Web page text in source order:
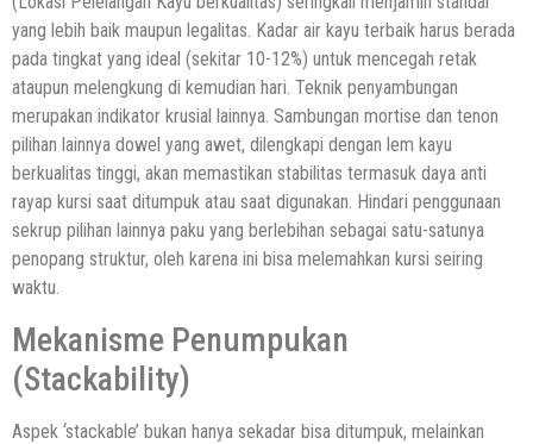
yang lebih baik maupun legalitas. Kadar air kayu terbaik harus berada
pada tingkat yang ideal (sekitar 10-12%) untuk mencegah retak
ataupun melengkung di kemudian hari. Teknik penyambungan
merupakan indikator krusial lainnya. Sambungan mortise dan tenon
pilihan lainnya dowel yang awet, dilengkapi dengan lem kayu
berkualitas tinggi, akan memastikan stabilitas termasuk daya anti
rayap kursi saat ditumpuk atau saat digunakan. Hindari penggunaan
sekrup pilihan lainnya paku yang berlebihan sebagai satu-satunya
penopang struktur, oleh karena ini bisa melemahkan kursi seiring
waktu.
Mekanisme Penumpukan
(Stackability)
Aspek ‘stackable’ bukan hanya sekadar bisa ditumpuk, melainkan